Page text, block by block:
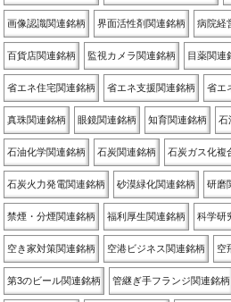
画像認識関連銘柄 界面活性剤関連銘柄 病院経
百貨店関連銘柄 監視カメラ関連銘柄 目薬関連
省エネ住宅関連銘柄 省エネ支援関連銘柄 省エ
真珠関連銘柄 眼鏡関連銘柄 知育関連銘柄 石
石油化学関連銘柄 石炭関連銘柄 石炭ガス化複
石炭火力発電関連銘柄 砂漠緑化関連銘柄 研磨
禁煙・分煙関連銘柄 福利厚生関連銘柄 科学研
空き家対策関連銘柄 空港ビジネス関連銘柄 空
第3のビール関連銘柄 管継ぎ手フランジ関連銘柄